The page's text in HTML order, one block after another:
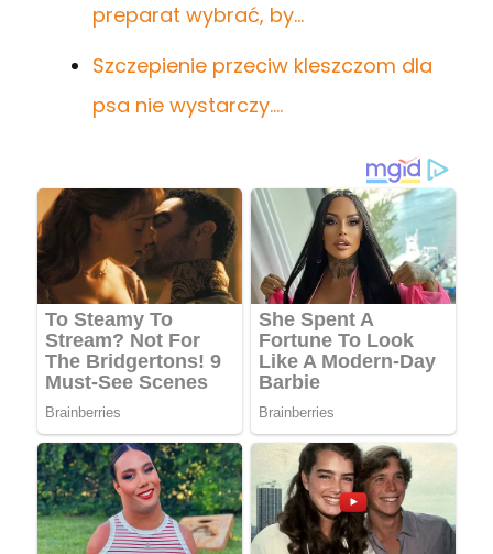
preparat wybrać, by…
Szczepienie przeciw kleszczom dla
psa nie wystarczy.…